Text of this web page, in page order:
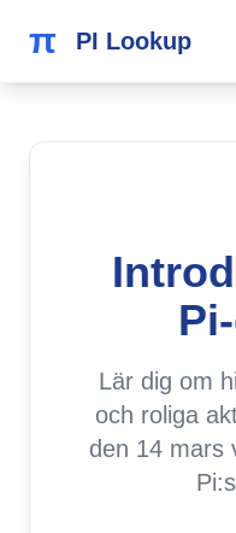
π PI Lookup
Lär dig om
och roliga
den 14 mars